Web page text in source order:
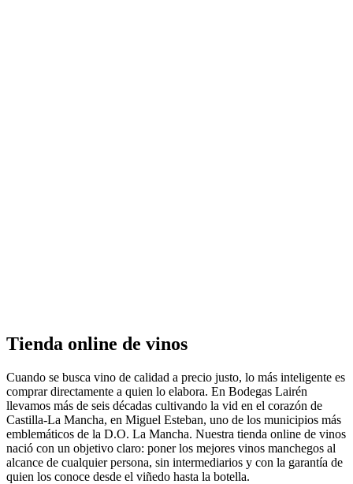
Tienda online de vinos
Cuando se busca vino de calidad a precio justo, lo más inteligente es
comprar directamente a quien lo elabora. En Bodegas Lairén
llevamos más de seis décadas cultivando la vid en el corazón de
Castilla-La Mancha, en Miguel Esteban, uno de los municipios más
emblemáticos de la D.O. La Mancha. Nuestra tienda online de vinos
nació con un objetivo claro: poner los mejores vinos manchegos al
alcance de cualquier persona, sin intermediarios y con la garantía de
quien los conoce desde el viñedo hasta la botella.